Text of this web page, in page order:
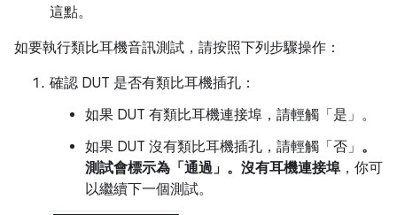
這點。
如要執行類比耳機音訊測試，請按照下列步驟操作：
確認 DUT 是否有類比耳機插孔：
如果 DUT 有類比耳機連接埠，請輕觸「是」 。
如果 DUT 沒有類比耳機插孔，請輕觸「否」 。
測試會標示為「通過」 。沒有耳機連接埠 ，你可
以繼續下一個測試。